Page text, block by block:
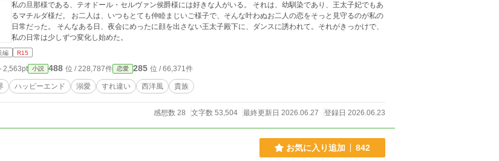
私の旦那様である、テオドール・セルヴァン侯爵様には好きな人がいる。 それは、幼馴染であり、王太子妃でもあ
るマチルダ様だ。 お二人は、いつもとても仲睦まじいご様子で、そんな叶わぬお二人の恋をそっと見守るのが私の
日常だった。 そんなある日、夜会にめったに顔を出さない王太子殿下に、ダンスに誘われて。それがきっかけで、
私の日常は少しずつ変化し始めた。
編 R15
2,563pt 小説 488 位 / 228,787件 恋愛 285 位 / 66,371件
ハッピーエンド 溺愛 すれ違い 西洋風 貴族
感想数 28 文字数 53,504 最終更新日 2026.06.27 登録日 2026.06.23
お気に入り追加 842